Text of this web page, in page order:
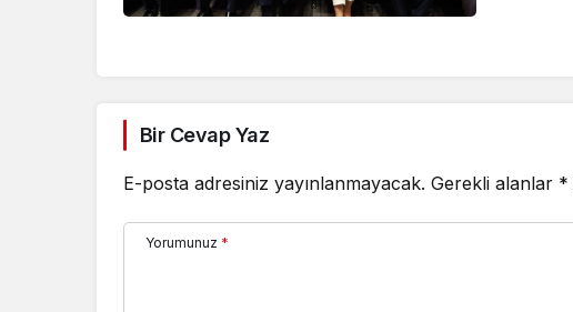
Bir Cevap Yaz
E-posta adresiniz yayınlanmayacak. Gerekli alanlar *
Yorumunuz *